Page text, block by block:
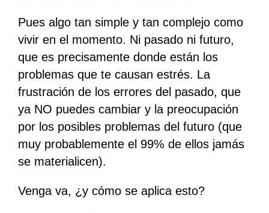
Pues algo tan simple y tan complejo como
vivir en el momento. Ni pasado ni futuro,
que es precisamente donde están los
problemas que te causan estrés. La
frustración de los errores del pasado, que
ya NO puedes cambiar y la preocupación
por los posibles problemas del futuro (que
muy probablemente el 99% de ellos jamás
se materialicen).
Venga va, ¿y cómo se aplica esto?